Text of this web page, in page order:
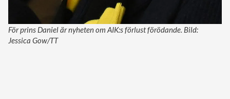
För prins Daniel är nyheten om AIK:s förlust förödande. Bild:
Jessica Gow/TT